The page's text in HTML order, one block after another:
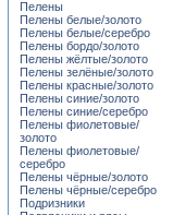
Пелены
Пелены белые/золото
Пелены белые/серебро
Пелены бордо/золото
Пелены жёлтые/золото
Пелены зелёные/золото
Пелены красные/золото
Пелены синие/золото
Пелены синие/серебро
Пелены фиолетовые/
золото
Пелены фиолетовые/
серебро
Пелены чёрные/золото
Пелены чёрные/серебро
Подризники